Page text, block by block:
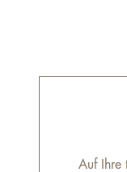
Auf Ihre